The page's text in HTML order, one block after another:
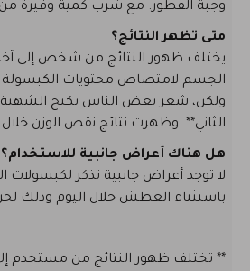
وجبة الفطور. مع شرب كمية وفيرة من
متى تظهر النتائج؟
يختلف ظهور النتائج من شخص إلى
الجسم لامتصاص محتويات الكبسولة
ولكن، شعر بعض الناس بكبح الشهية
الثاني**. وظهرت نتائج نقص الوزن خلال
هل هناك أعراض جانبية للاستخدام؟
لا توجد أعراض جانبية تذكر لكبسولات
باستثناء العطش خلال اليوم وذلك
** تختلف ظهور النتائج من مستخدم